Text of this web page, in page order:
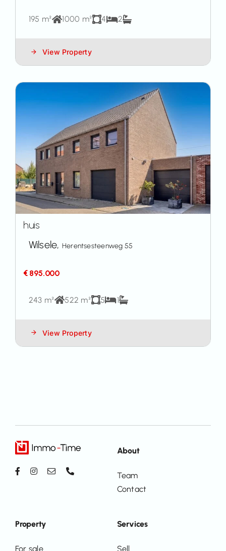
195 m² 1000 m² 4 2
View Property
huis
Wilsele, Herentsesteenweg 55
€ 895.000
243 m² 522 m² 5 1
View Property
Services
Sell
Property
For sale
About
Team
Contact